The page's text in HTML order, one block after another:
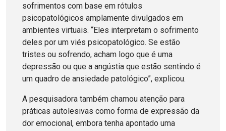
sofrimentos com base em rótulos
psicopatológicos amplamente divulgados em
ambientes virtuais. “Eles interpretam o sofrimento
deles por um viés psicopatológico. Se estão
tristes ou sofrendo, acham logo que é uma
depressão ou que a angústia que estão sentindo é
um quadro de ansiedade patológico”, explicou.
A pesquisadora também chamou atenção para
práticas autolesivas como forma de expressão da
dor emocional, embora tenha apontado uma